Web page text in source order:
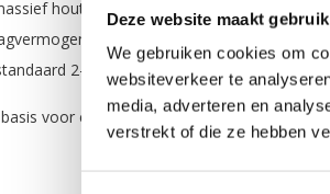
Deze website maakt
We gebruiken cookies om
websiteverkeer te
media, adverteren en
verstrekt of die ze hebben
hout – sterk en duurzaam
per zijde
2-persoons bedframes
voor comfortabel slaapcomfort.